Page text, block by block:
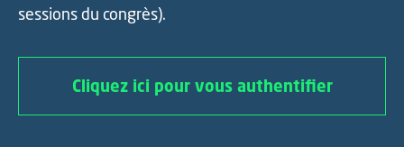
sessions du congrès).
Cliquez ici pour vous authentifier